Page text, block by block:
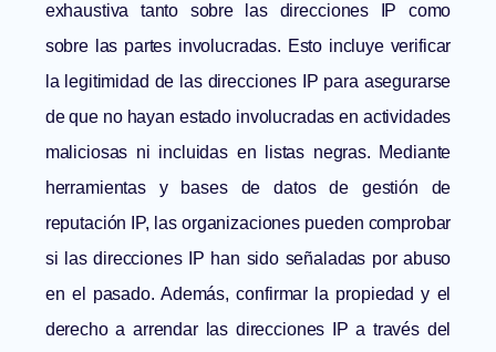
exhaustiva tanto sobre las direcciones IP como
sobre las partes involucradas. Esto incluye verificar
la legitimidad de las direcciones IP para asegurarse
de que no hayan estado involucradas en actividades
maliciosas ni incluidas en listas negras. Mediante
herramientas y bases de datos de gestión de
reputación IP, las organizaciones pueden comprobar
si las direcciones IP han sido señaladas por abuso
en el pasado. Además, confirmar la propiedad y el
derecho a arrendar las direcciones IP a través del